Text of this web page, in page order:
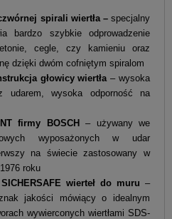
spirali wiertła –specjalny
bardzo szybkie odprowadzenie
cegle, czy kamieniu oraz
dzięki dwóm cofniętym spiralom
głowicy wiertła – wysoka
udarem, wysoka odporność na
firmy BOSCH– używany we
wyposażonych w udar
na świecie zastosowany w
roku
wierteł do muru –
jakości mówiący o idealnym
wywierconych wiertłami SDS-